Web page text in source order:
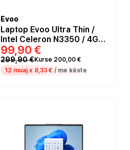
Evoo
Laptop Evoo Ultra Thin /
Intel Celeron N3350 / 4GB
/ 64GB / 14.1" HD /
Integrated GPU- Zezë
99,90 €
299,90 €Kurse 200,00 €
12 muaj x 8,33 € / me këste